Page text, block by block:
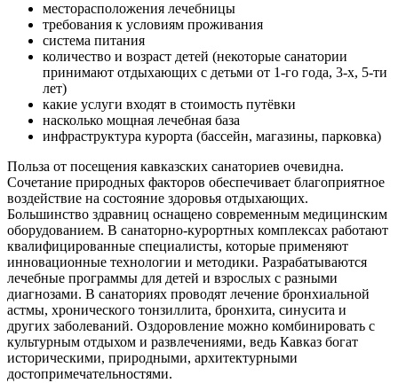
месторасположения лечебницы
требования к условиям проживания
система питания
количество и возраст детей (некоторые санатории
принимают отдыхающих с детьми от 1-го года, 3-х, 5-ти
лет)
какие услуги входят в стоимость путёвки
насколько мощная лечебная база
инфраструктура курорта (бассейн, магазины, парковка)
Польза от посещения кавказских санаториев очевидна.
Сочетание природных факторов обеспечивает благоприятное
воздействие на состояние здоровья отдыхающих.
Большинство здравниц оснащено современным медицинским
оборудованием. В санаторно-курортных комплексах работают
квалифицированные специалисты, которые применяют
инновационные технологии и методики. Разрабатываются
лечебные программы для детей и взрослых с разными
диагнозами. В санаториях проводят лечение бронхиальной
астмы, хронического тонзиллита, бронхита, синусита и
других заболеваний. Оздоровление можно комбинировать с
культурным отдыхом и развлечениями, ведь Кавказ богат
историческими, природными, архитектурными
достопримечательностями.